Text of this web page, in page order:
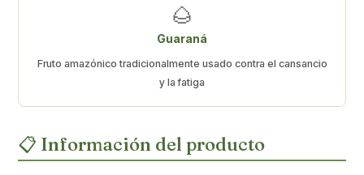
🌰
Guaraná
Fruto amazónico tradicionalmente usado contra el cansancio
y la fatiga
📋 Información del producto